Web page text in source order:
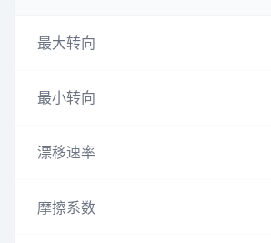
最大转向
最小转向
漂移速率
摩擦系数